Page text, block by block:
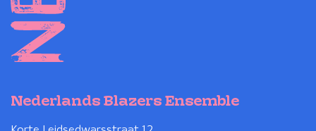
Nederlands Blazers Ensemble